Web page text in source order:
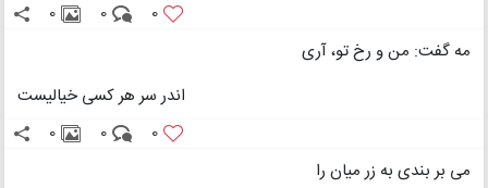
0
0
0
مه گفت: من و رخ تو، آری
اندر سر هر کسی خیالیست
0
0
0
می بر بندی به زر میان را